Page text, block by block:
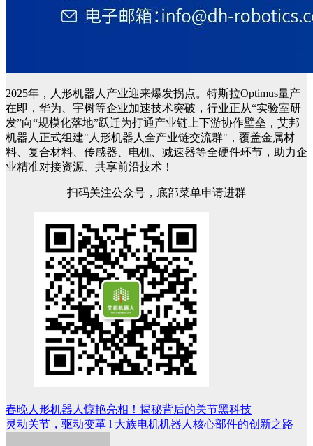
2025年，人形机器人产业迎来爆发拐点。特斯拉Optimus量产
在即，华为、宇树等企业加速技术突破，行业正从“实验室研
发”向“规模化落地”跃迁为打通产业链上下游协作壁垒，艾邦
机器人正式组建"人形机器人全产业链交流群"，覆盖金属材
料、复合材料、传感器、电机、减速器等全硬件环节，助力企
业精准对接资源、共享前沿技术！
扫码关注公众号，底部菜单申请进群
文
章
春晚人形机器人惊艳亮相！揭秘背后的关节黑科技
灵动关节，驱动变革 l 大族电机机器人核心部件的创新之路